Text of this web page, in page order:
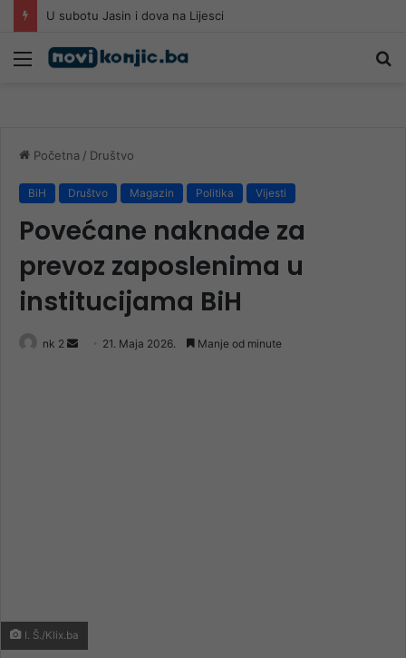
U subotu Jasin i dova na Lijesci
Meni
Početna / Društvo
BiH Društvo Magazin Politika Vijesti
Povećane naknade za
prevoz zaposlenima u
institucijama BiH
nk 2
Send 21. Maja 2026. Manje od minute
I. Š./Klix.ba